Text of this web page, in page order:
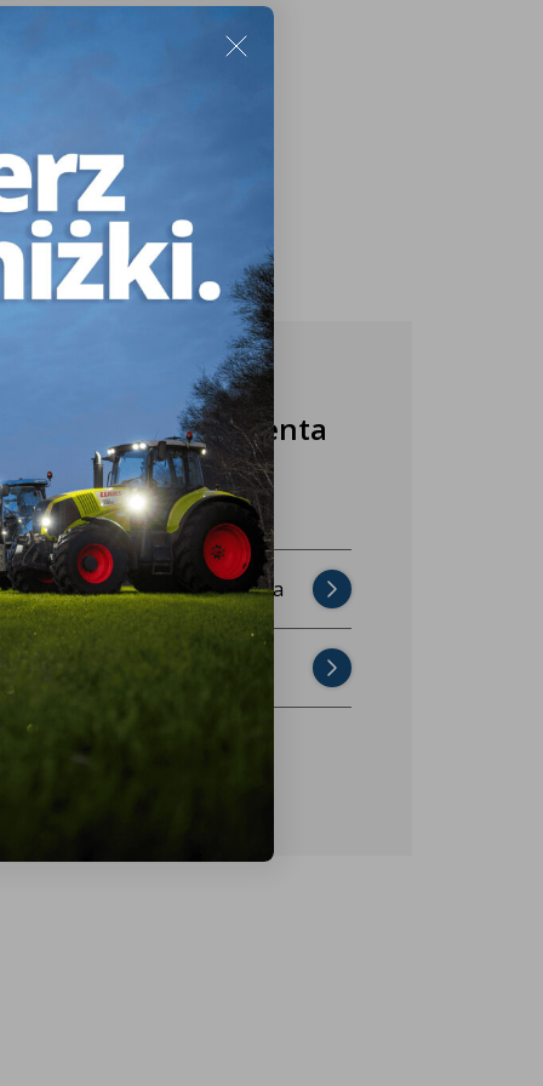
Nasza obsługa klienta
jest do Twojej
dyspozycji!
Najczęściej zadawane pytania
Skontaktuj się z nami